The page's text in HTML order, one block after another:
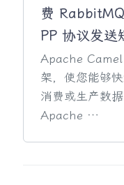
费
PP 协议发送
Apache
架，使您能够
消费或生产数
Apache …